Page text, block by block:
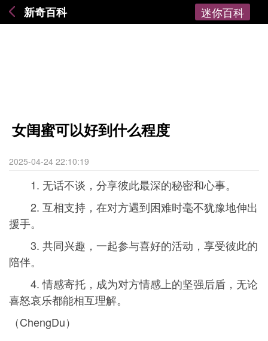
新奇百科 迷你百科
女闺蜜可以好到什么程度
2025-04-24 22:10:19
1. 无话不谈，分享彼此最深的秘密和心事。
2. 互相支持，在对方遇到困难时毫不犹豫地伸出
援手。
3. 共同兴趣，一起参与喜好的活动，享受彼此的
陪伴。
4. 情感寄托，成为对方情感上的坚强后盾，无论
喜怒哀乐都能相互理解。
（ChengDu）